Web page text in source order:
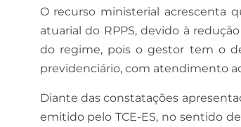
O recurso ministerial acrescenta
atuarial do RPPS, devido à
do regime, pois o gestor tem o
previdenciário, com atendimento
Diante das constatações
emitido pelo TCE-ES, no sentido